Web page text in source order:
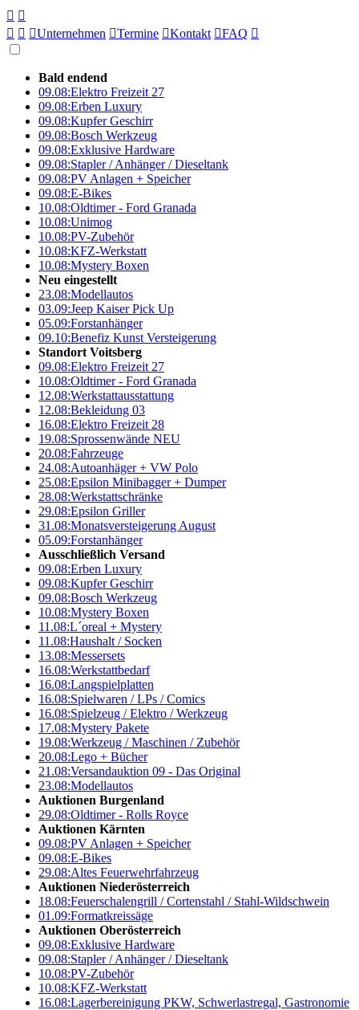
 
  Unternehmen Termine Kontakt FAQ 
Bald endend
09.08:Elektro Freizeit 27
09.08:Erben Luxury
09.08:Kupfer Geschirr
09.08:Bosch Werkzeug
09.08:Exklusive Hardware
09.08:Stapler / Anhänger / Dieseltank
09.08:PV Anlagen + Speicher
09.08:E-Bikes
10.08:Oldtimer - Ford Granada
10.08:Unimog
10.08:PV-Zubehör
10.08:KFZ-Werkstatt
10.08:Mystery Boxen
Neu eingestellt
23.08:Modellautos
03.09:Jeep Kaiser Pick Up
05.09:Forstanhänger
09.10:Benefiz Kunst Versteigerung
Standort Voitsberg
09.08:Elektro Freizeit 27
10.08:Oldtimer - Ford Granada
12.08:Werkstattausstattung
12.08:Bekleidung 03
16.08:Elektro Freizeit 28
19.08:Sprossenwände NEU
20.08:Fahrzeuge
24.08:Autoanhäger + VW Polo
25.08:Epsilon Minibagger + Dumper
28.08:Werkstattschränke
29.08:Epsilon Griller
31.08:Monatsversteigerung August
05.09:Forstanhänger
Ausschließlich Versand
09.08:Erben Luxury
09.08:Kupfer Geschirr
09.08:Bosch Werkzeug
10.08:Mystery Boxen
11.08:L´oreal + Mystery
11.08:Haushalt / Socken
13.08:Messersets
16.08:Werkstattbedarf
16.08:Langspielplatten
16.08:Spielwaren / LPs / Comics
16.08:Spielzeug / Elektro / Werkzeug
17.08:Mystery Pakete
19.08:Werkzeug / Maschinen / Zubehör
20.08:Lego + Bücher
21.08:Versandauktion 09 - Das Original
23.08:Modellautos
Auktionen Burgenland
29.08:Oldtimer - Rolls Royce
Auktionen Kärnten
09.08:PV Anlagen + Speicher
09.08:E-Bikes
29.08:Altes Feuerwehrfahrzeug
Auktionen Niederösterreich
18.08:Feuerschalengrill / Cortenstahl / Stahl-Wildschwein
01.09:Formatkreissäge
Auktionen Oberösterreich
09.08:Exklusive Hardware
09.08:Stapler / Anhänger / Dieseltank
10.08:PV-Zubehör
10.08:KFZ-Werkstatt
16.08:Lagerbereinigung PKW, Schwerlastregal, Gastronomie